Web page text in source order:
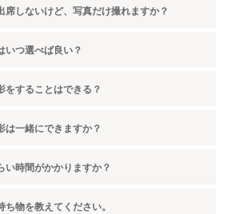
しないけど、写真だけ撮れますか？
つ選べば良い？
することはできる？
一緒にできますか？
時間がかかりますか？
物を教えてください。